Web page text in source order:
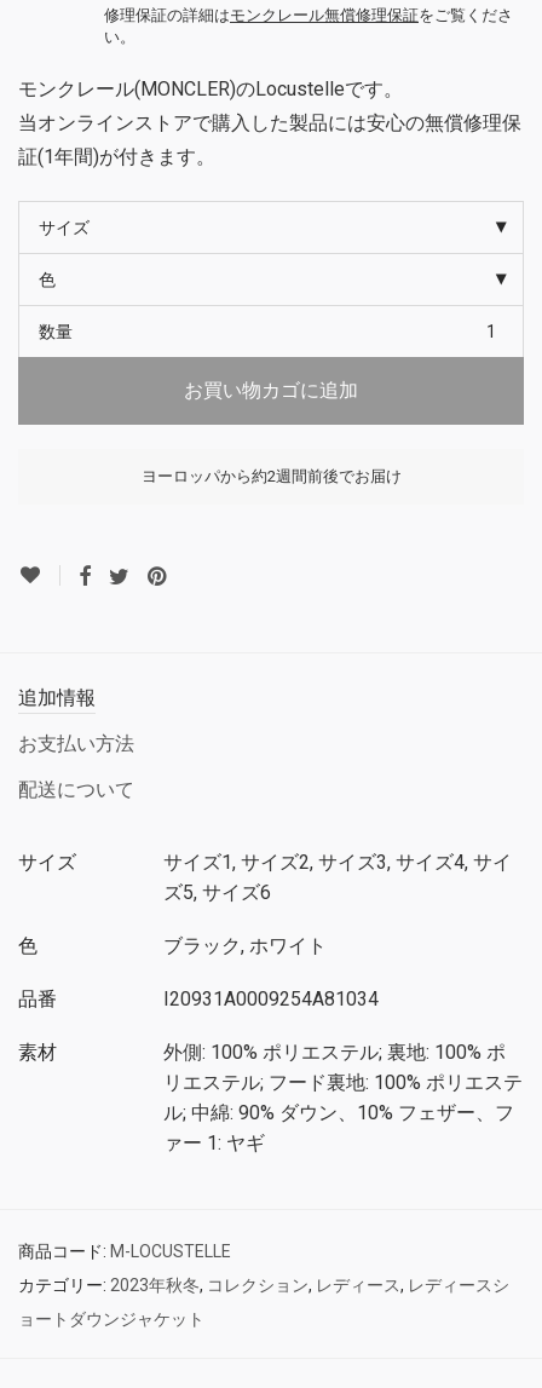
修理保証の詳細はモンクレール無償修理保証をご覧くださ
い。
モンクレール(MONCLER)のLocustelleです。
当オンラインストアで購入した製品には安心の無償修理保
証(1年間)が付きます。
サイズ
色
数量
お買い物カゴに追加
ヨーロッパから約2週間前後でお届け
追加情報
お支払い方法
配送について
サイズ
サイズ1, サイズ2, サイズ3, サイズ4, サイ
ズ5, サイズ6
色 ブラック, ホワイト
品番 I20931A0009254A81034
素材
外側: 100% ポリエステル; 裏地: 100% ポ
リエステル; フード裏地: 100% ポリエステ
ル; 中綿: 90% ダウン、10% フェザー、フ
ァー 1: ヤギ
商品コード: M-LOCUSTELLE
カテゴリー: 2023年秋冬, コレクション, レディース, レディースシ
ョートダウンジャケット